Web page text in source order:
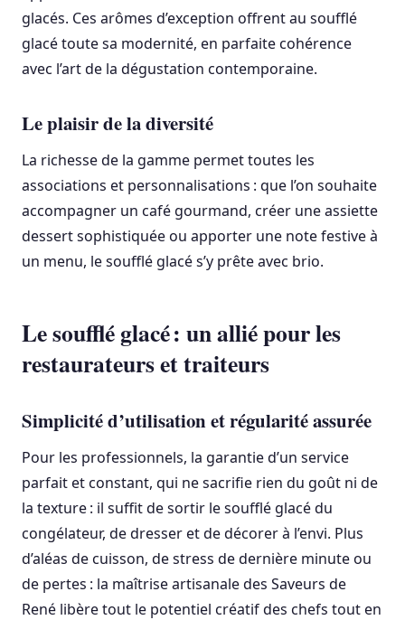
glacés. Ces arômes d’exception offrent au soufflé
glacé toute sa modernité, en parfaite cohérence
avec l’art de la dégustation contemporaine.
Le plaisir de la diversité
La richesse de la gamme permet toutes les
associations et personnalisations : que l’on souhaite
accompagner un café gourmand, créer une assiette
dessert sophistiquée ou apporter une note festive à
un menu, le soufflé glacé s’y prête avec brio.
Le soufflé glacé : un allié pour les
restaurateurs et traiteurs
Simplicité d’utilisation et régularité assurée
Pour les professionnels, la garantie d’un service
parfait et constant, qui ne sacrifie rien du goût ni de
la texture : il suffit de sortir le soufflé glacé du
congélateur, de dresser et de décorer à l’envi. Plus
d’aléas de cuisson, de stress de dernière minute ou
de pertes : la maîtrise artisanale des Saveurs de
René libère tout le potentiel créatif des chefs tout en